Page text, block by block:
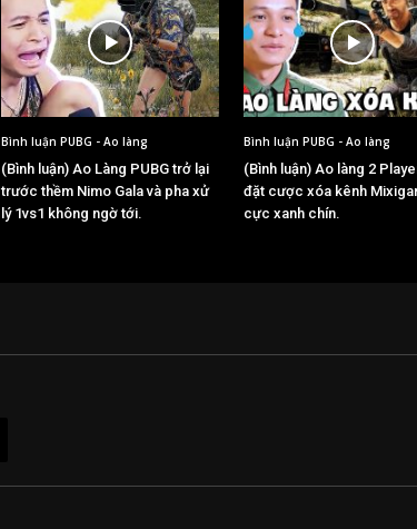
Bình luận PUBG - Ao làng
(Bình luận) Ao Làng PUBG trở lại
trước thềm Nimo Gala và pha xử
lý 1vs1 không ngờ tới.
Bình luận PUBG - Ao làng
(Bình luận) Ao làng 2
đặt cược xóa kênh
cực xanh chín.